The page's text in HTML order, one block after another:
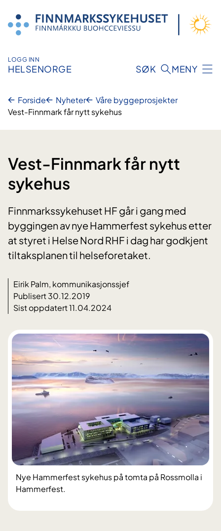
innhold
LOGG INN
HELSENORGE SØK MENY
Forside Nyheter
Våre byggeprosjekter
Vest-Finnmark får nytt sykehus
Vest-Finnmark får nytt
sykehus
Finnmarkssykehuset HF går i gang med
byggingen av nye Hammerfest sykehus etter
at styret i Helse Nord RHF i dag har godkjent
tiltaksplanen til helseforetaket.
Eirik Palm, kommunikasjonssjef
Publisert 30.12.2019
Sist oppdatert 11.04.2024
Nye Hammerfest sykehus på tomta på Rossmolla i
Hammerfest.